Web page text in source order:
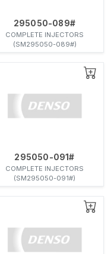
295050-089#
COMPLETE INJECTORS
(SM295050-089#)
295050-091#
COMPLETE INJECTORS
(SM295050-091#)